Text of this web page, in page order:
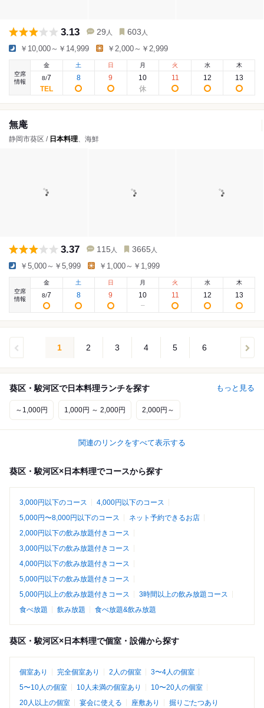
3.13 29 人 603 人
￥10,000～￥14,999 ￥2,000～￥2,999
空席
情報
金
8/7
土
8
日
9
月
10
火
11
水
12
木
13
無庵
静岡市葵区 / 日本料理、海鮮
3.37 115 人 3665 人
￥5,000～￥5,999 ￥1,000～￥1,999
空席
情報
金
8/7
土
8
日
9
月
10
火
11
水
12
木
13
1 2 3 4 5 6
葵区・駿河区で日本料理ランチを探す もっと見る
～1,000円 1,000円 ～ 2,000円 2,000円～
関連のリンクをすべて表示する
葵区・駿河区×日本料理でコースから探す
3,000円以下のコース
4,000円以下のコース
5,000円〜8,000円以下のコース
ネット予約できるお店
2,000円以下の飲み放題付きコース
3,000円以下の飲み放題付きコース
4,000円以下の飲み放題付きコース
5,000円以下の飲み放題付きコース
5,000円以上の飲み放題付きコース
3時間以上の飲み放題コース
食べ放題
飲み放題 食べ放題&飲み放題
葵区・駿河区×日本料理で個室・設備から探す
個室あり 完全個室あり 2人の個室
3〜4人の個室
5〜10人の個室
10人未満の個室あり
10〜20人の個室
20人以上の個室
宴会に使える 座敷あり 掘りごたつあり